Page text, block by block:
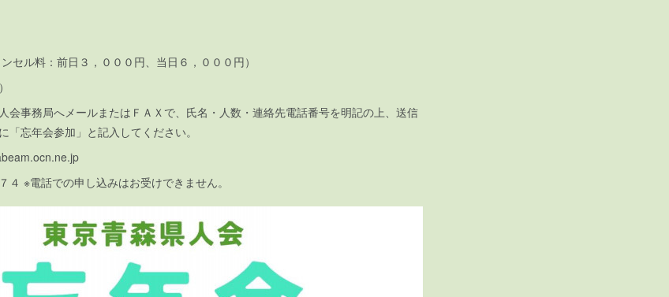
セル料：前日３，０００円、当日６，０００円）
会事務局へメールまたはＦＡＸで、氏名・人数・連絡先電話番号を明記の上、送信
「忘年会参加」と記入してください。
４ ※電話での申し込みはお受けできません。